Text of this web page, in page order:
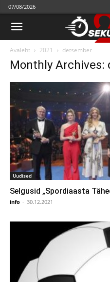
07/08/2026
Avaleht 2021 detsember
Monthly Archives:
Uudised
Selgusid „Spordiaasta
info - 30.12.2021